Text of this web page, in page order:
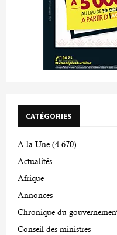
CATÉGORIES
A la Une (4 670)
Actualités
Afrique
Annonces
Chronique du
Conseil des ministres